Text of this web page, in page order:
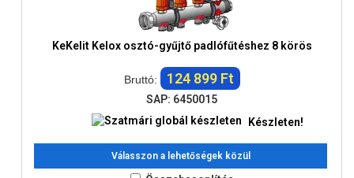
KeKelit Kelox osztó-gyűjtő padlófűtéshez 8 körös
Bruttó: 124 899 Ft
SAP: 6450015
Készleten!
Válasszon a lehetőségek közül